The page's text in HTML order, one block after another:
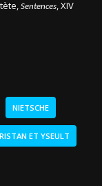
Sentences, XIV
NIETSCHE
ET YSEULT